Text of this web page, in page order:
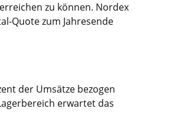
zu können. Nordex
Quote zum Jahresende
der Umsätze bezogen
erwartet das